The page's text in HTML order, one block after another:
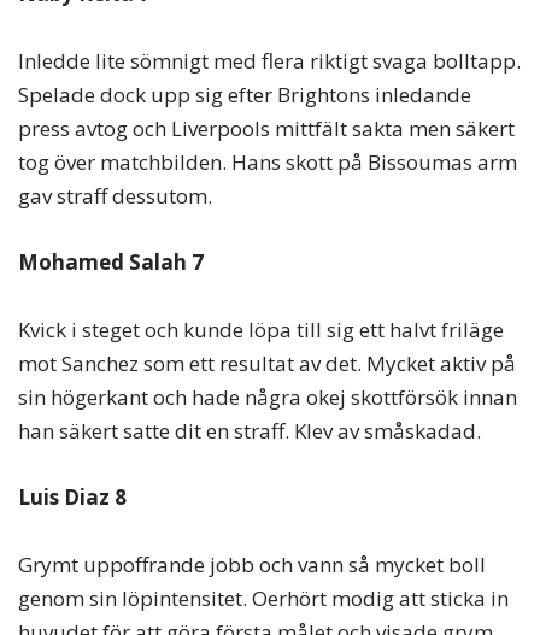
Inledde lite sömnigt med flera riktigt svaga bolltapp.
Spelade dock upp sig efter Brightons inledande
press avtog och Liverpools mittfält sakta men säkert
tog över matchbilden. Hans skott på Bissoumas arm
gav straff dessutom.
Mohamed Salah 7
Kvick i steget och kunde löpa till sig ett halvt friläge
mot Sanchez som ett resultat av det. Mycket aktiv på
sin högerkant och hade några okej skottförsök innan
han säkert satte dit en straff. Klev av småskadad.
Luis Diaz 8
Grymt uppoffrande jobb och vann så mycket boll
genom sin löpintensitet. Oerhört modig att sticka in